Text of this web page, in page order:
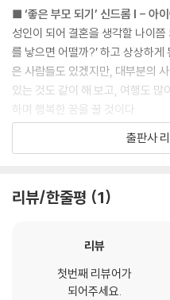
■ ‘좋은 부모 되기’ 신드롬 I - 아
성인이 되어 결혼을 생각할 나이쯤
를 낳으면 어떨까?’ 하고 상상하
은 사람들도 있겠지만, 대부분의
있는 것도 같이 해 보고, 여행도 많
하며 행복한 꿈을 꿀 것이다.
《거인 아저씨와 엄지 공주》의 주
다. 오랜 시간 아이를 기다렸고, 그
명체를 보고 놀라는 것처럼 말이다
가르치기 시작한 것이다. 그러나
했기 때문이다.
출판사
리뷰/한줄평 1
리뷰
첫번째 리뷰어가
되어주세요.